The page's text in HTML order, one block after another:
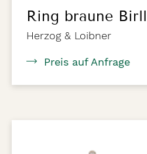
Ring braune
Herzog & Loibner
Preis auf Anfrage